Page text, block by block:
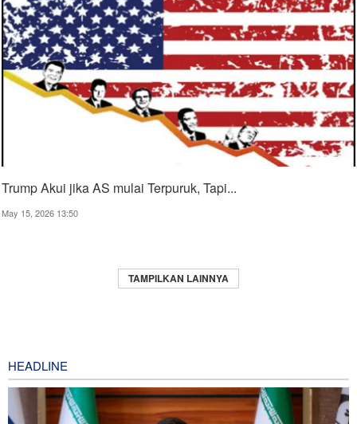
Trump Akui jika AS mulai Terpuruk, Tapi...
May 15, 2026 13:50
TAMPILKAN LAINNYA
HEADLINE